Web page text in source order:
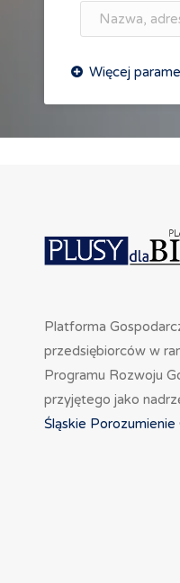
Platforma
przedsiębiorców w
Programu Rozwoju
przyjętego jako
Śląskie